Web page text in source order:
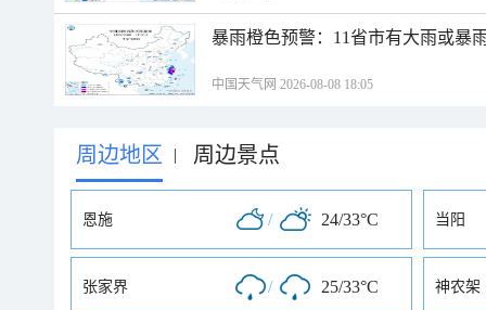
暴雨橙色预警：11省市有大雨或暴
中国天气网 2026-08-08 18:05
周边地区 | 周边景点
恩施 / 24/33°C 当阳
张家界 / 25/33°C 神农架